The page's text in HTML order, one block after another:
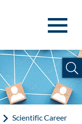
Scientific Career